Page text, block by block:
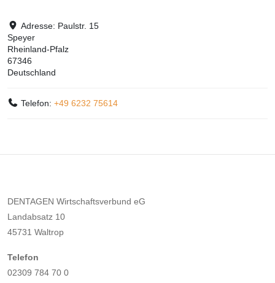
Adresse: Paulstr. 15
Speyer
Rheinland-Pfalz
67346
Deutschland
Telefon:+49 6232 75614
DENTAGEN Wirtschaftsverbund eG
Landabsatz 10
45731 Waltrop
Telefon
02309 784 70 0